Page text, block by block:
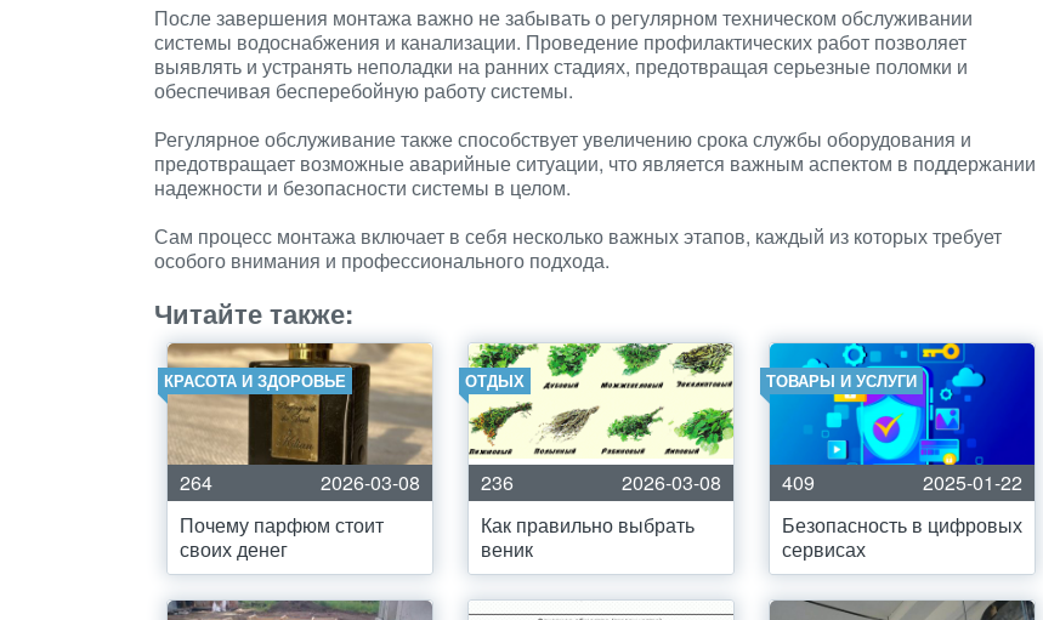
После завершения монтажа важно не забывать о регулярном техническом обслуживании
системы водоснабжения и канализации. Проведение профилактических работ позволяет
выявлять и устранять неполадки на ранних стадиях, предотвращая серьезные поломки и
обеспечивая бесперебойную работу системы.
Регулярное обслуживание также способствует увеличению срока службы оборудования и
предотвращает возможные аварийные ситуации, что является важным аспектом в поддержании
надежности и безопасности системы в целом.
Сам процесс монтажа включает в себя несколько важных этапов, каждый из которых требует
особого внимания и профессионального подхода.
Читайте также:
КРАСОТА И ЗДОРОВЬЕ
264
2026-03-08
Почему парфюм стоит
своих денег
ОТДЫХ
236
2026-03-08
Как правильно выбрать
веник
ТОВАРЫ И УСЛУГИ
409
2025-01-22
Безопасность в цифровых
сервисах